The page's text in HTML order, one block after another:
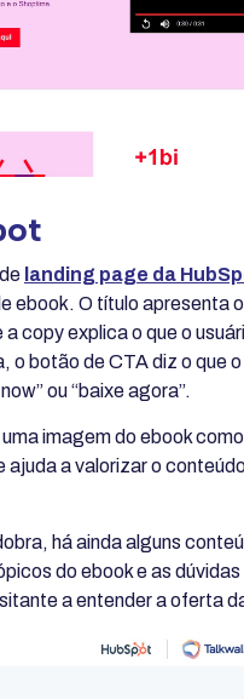
landing page da
ebook. O título apresenta
a copy explica o que o
o botão de CTA diz o que
ou “baixe agora”.
imagem do ebook
ajuda a valorizar o
há ainda alguns
do ebook e as
a entender a oferta